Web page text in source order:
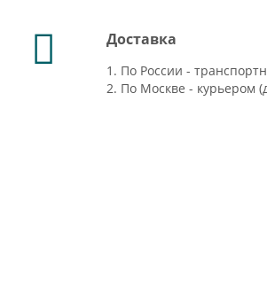
Доставка
1. По России -
2. По Москве - курьером